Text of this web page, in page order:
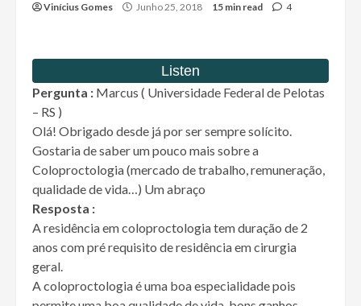
Vinícius Gomes Junho 25, 2018 15 min read 4
Pergunta : Marcus ( Universidade Federal de Pelotas
– RS )
Olá! Obrigado desde já por ser sempre solícito.
Gostaria de saber um pouco mais sobre a
Coloproctologia (mercado de trabalho, remuneração,
qualidade de vida…) Um abraço
Resposta :
A residência em coloproctologia tem duração de 2
anos com pré requisito de residência em cirurgia
geral.
A coloproctologia é uma boa especialidade pois